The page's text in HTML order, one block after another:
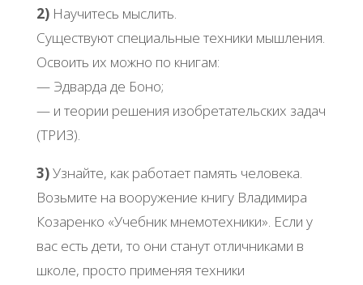
2)Научитесь мыслить.
Существуют специальные техники мышления.
Освоить их можно по книгам:
— Эдварда де Боно;
— и теории решения изобретательских задач
(ТРИЗ).
3)Узнайте, как работает память человека.
Возьмите на вооружение книгу Владимира
Козаренко «Учебник мнемотехники». Если у
вас есть дети, то они станут отличниками в
школе, просто применяя техники